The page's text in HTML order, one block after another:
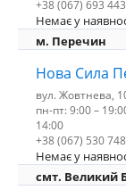
+38 (067) 693
Немає у
м. Перечин
Нова Сила
вул. Жовтнева,
пн-пт: 9:00 –
14:00
+38 (067) 530
Немає у
смт. Великий